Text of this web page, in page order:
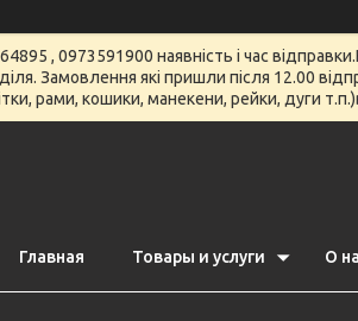
, 0973591900 наявність і час
Замовлення які пришли після 12.00
рами, кошики, манекени, рейки, дуги
Главная Товары и услуги О